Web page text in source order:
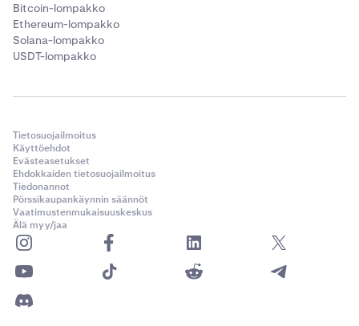
Bitcoin-lompakko
Ethereum-lompakko
Solana-lompakko
USDT-lompakko
Tietosuojailmoitus
Käyttöehdot
Evästeasetukset
Ehdokkaiden tietosuojailmoitus
Tiedonannot
Pörssikaupankäynnin säännöt
Vaatimustenmukaisuuskeskus
Älä myy/jaa